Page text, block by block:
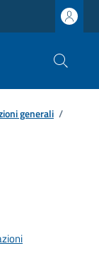
generali /